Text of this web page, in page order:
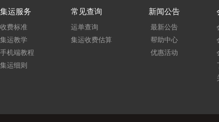
集运服务
收费标准
集运教学
手机端教程
集运细则
常见查询
运单查询
集运收费估算
新闻公告
最新公告
帮助中心
优惠活动